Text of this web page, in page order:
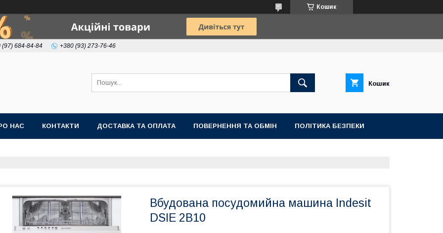
Кошик
(97) 684-84-84 +380 (93) 273-76-46
Кошик
НАС КОНТАКТИ ДОСТАВКА ТА ОПЛАТА ПОВЕРНЕННЯ ТА ОБМІН ПОЛІТИКА БЕЗПЕКИ
Вбудована посудомийна машина Indesit
DSIE 2B10